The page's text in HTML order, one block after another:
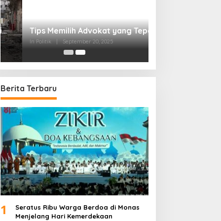
Tips Memilih Advokat yang Tepat
In Politik | September 20, 2025
Berita Terbaru
1
Seratus Ribu Warga Berdoa di Monas
Menjelang Hari Kemerdekaan